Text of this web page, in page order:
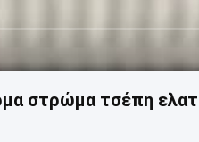
στρώμα τσέπη